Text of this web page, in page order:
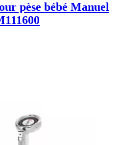
pèse bébé Manuel